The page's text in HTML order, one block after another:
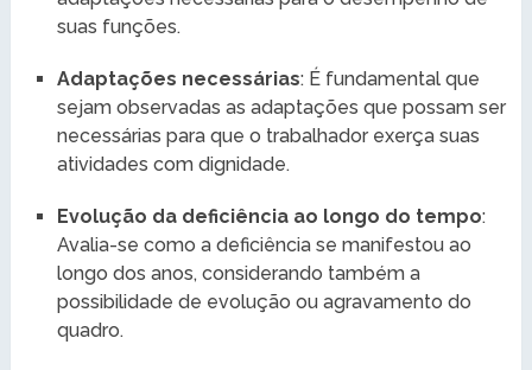
suas funções.
Adaptações necessárias: É fundamental que
sejam observadas as adaptações que possam ser
necessárias para que o trabalhador exerça suas
atividades com dignidade.
Evolução da deficiência ao longo do tempo:
Avalia-se como a deficiência se manifestou ao
longo dos anos, considerando também a
possibilidade de evolução ou agravamento do
quadro.